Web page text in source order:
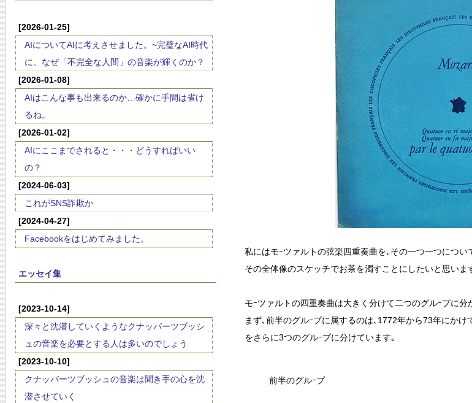
[2026-01-25]
AIについてAIに考えさせました。~完璧なAI時代
に、なぜ「不完全な人間」の音楽が輝くのか？
[2026-01-08]
AIはこんな事も出来るのか…確かに手間は省け
るね。
[2026-01-02]
AIにここまでされると・・・どうすればいい
の？
[2024-06-03]
これがSNS詐欺か
[2024-04-27]
Facebookをはじめてみました。
エッセイ集
[2023-10-14]
深々と沈潜していくようなクナッパーツブッシ
ュの音楽を必要とする人は多いのでしょう
[2023-10-10]
クナッパーツブッシュの音楽は聞き手の心を沈
潜させていく
私にはモｰツァルトの弦楽四重奏曲を､その一つ一つにつ
その全体像のスケッチでお茶を濁すことにしたいと思いま
モｰツァルトの四重奏曲は大きく分けて二つのグルｰプに
まず､前半のグルｰプに属するのは､1772年から73年にか
をさらに3つのグルｰプに分けています｡
前半のグルｰプ